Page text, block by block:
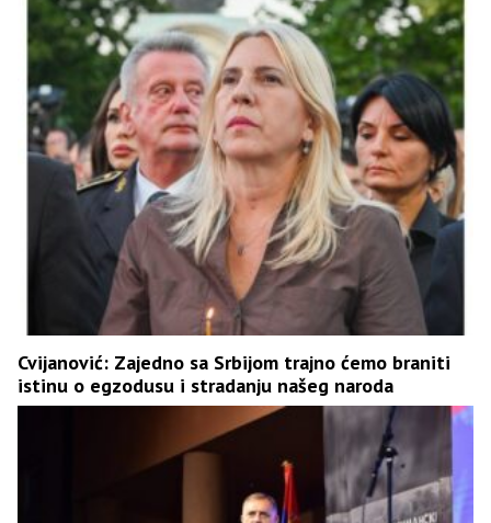
Cvijanović: Zajedno sa Srbijom trajno ćemo braniti
istinu o egzodusu i stradanju našeg naroda